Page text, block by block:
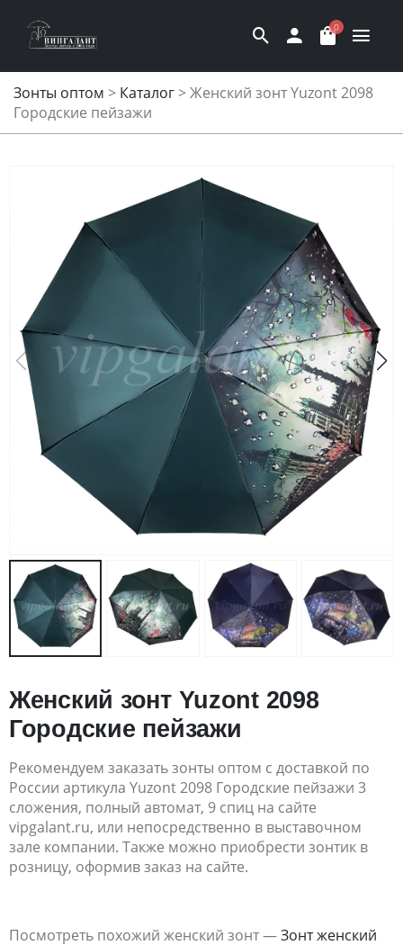
0
Зонты оптом > Каталог>Женский зонт Yuzont 2098
Городские пейзажи
Женский зонт Yuzont 2098
Городские пейзажи
Рекомендуем заказать зонты оптом с доставкой по
России артикула Yuzont 2098 Городские пейзажи 3
сложения, полный автомат, 9 спиц на сайте
vipgalant.ru, или непосредственно в выставочном
зале компании. Также можно приобрести зонтик в
розницу, оформив заказ на сайте.
Посмотреть похожий женский зонт —Зонт женский